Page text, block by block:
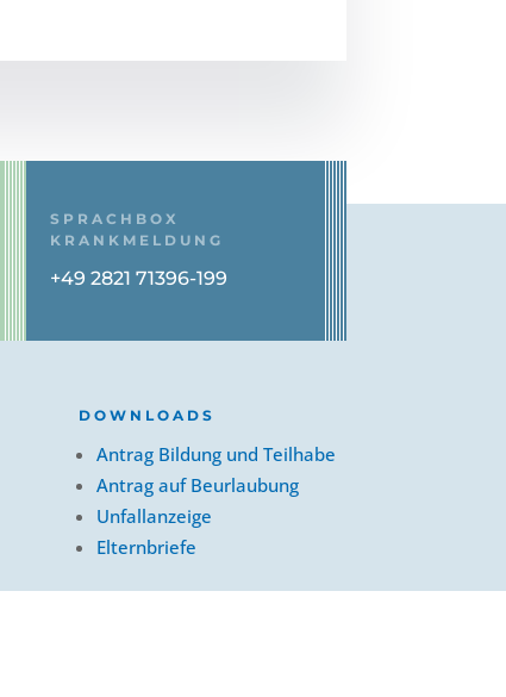
SPRACHBOX
KRANKMELDUNG
+49 2821 71396-199
DOWNLOADS
Antrag Bildung und Teilhabe
Antrag auf Beurlaubung
Unfallanzeige
Elternbriefe